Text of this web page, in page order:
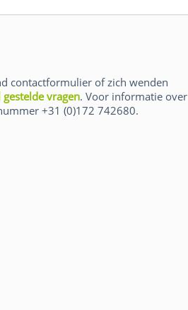
contactformulier of zich wenden
gestelde vragen. Voor informatie over
+31 (0)172 742680.